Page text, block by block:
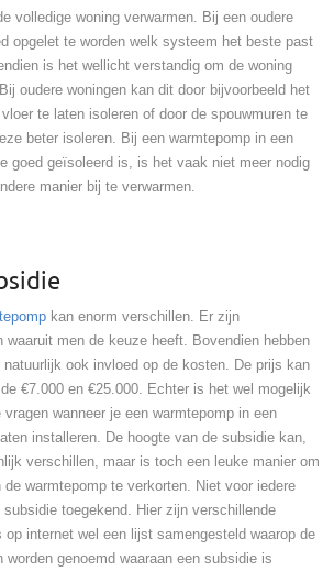
volledige woning verwarmen. Bij een oudere
opgelet te worden welk systeem het beste past
is het wellicht verstandig om de woning
oudere woningen kan dit door bijvoorbeeld het
te laten isoleren of door de spouwmuren te
beter isoleren. Bij een warmtepomp in een
goed geïsoleerd is, is het vaak niet meer nodig
manier bij te verwarmen.
kan enorm verschillen. Er zijn
men de keuze heeft. Bovendien hebben
ook invloed op de kosten. De prijs kan
€7.000 en €25.000. Echter is het wel mogelijk
wanneer je een warmtepomp in een
installeren. De hoogte van de subsidie kan,
verschillen, maar is toch een leuke manier om
warmtepomp te verkorten. Niet voor iedere
toegekend. Hier zijn verschillende
op internet wel een lijst samengesteld waarop de
worden genoemd waaraan een subsidie is